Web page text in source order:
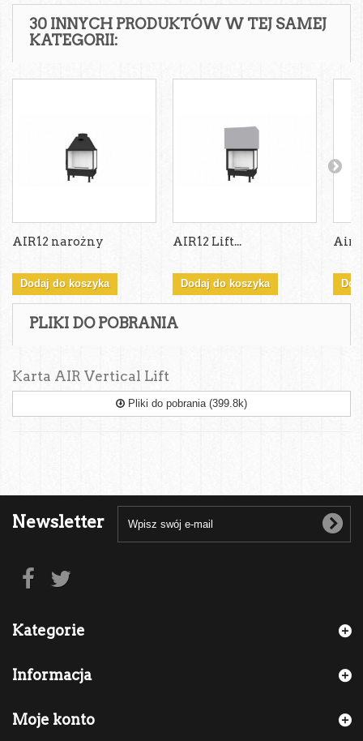
30 INNYCH PRODUKTÓW W TEJ SAMEJ
KATEGORII:
AIR12 narożny
Dodaj do koszyka
AIR12 Lift...
Dodaj do koszyka
PLIKI DO POBRANIA
Karta AIR Vertical Lift
Pliki do pobrania (399.8k)
Newsletter
Kategorie
Informacja
Moje konto